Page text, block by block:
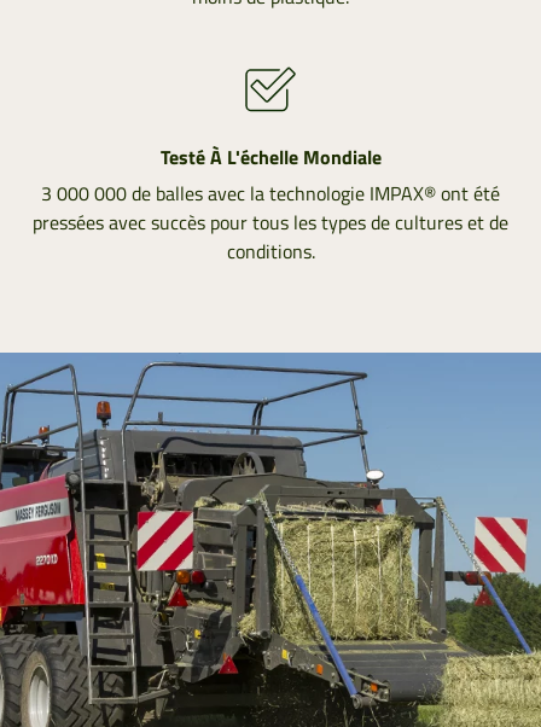
Testé À L'échelle Mondiale
3 000 000 de balles avec la technologie IMPAX® ont été
pressées avec succès pour tous les types de cultures et de
conditions.